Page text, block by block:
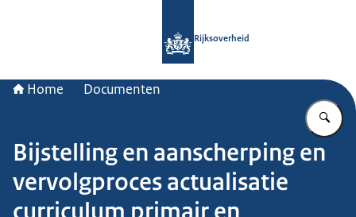
Rijksoverheid
Home Documenten
Bijstelling en aanscherping en
vervolgproces actualisatie